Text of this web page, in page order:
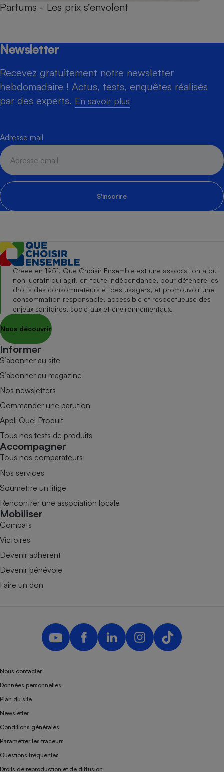
Parfums - Les prix s’envolent
Newsletter
Recevez gratuitement notre newsletter
hebdomadaire ! Actus, tests, enquêtes réalisés
par des experts. En savoir plus
Adresse mail
S'inscrire
Créée en 1951, Que Choisir Ensemble est une association à but
non lucratif qui agit, en toute indépendance, pour défendre les
droits des consommateurs et des usagers, et promouvoir une
consommation responsable, accessible et respectueuse des
enjeux sanitaires, sociétaux et environnementaux.
Nous découvrir
Informer
S’abonner au site
S’abonner au magazine
Nos newsletters
Commander une parution
Appli Quel Produit
Tous nos tests de produits
Accompagner
Tous nos comparateurs
Nos services
Soumettre un litige
Rencontrer une association locale
Mobiliser
Combats
Victoires
Devenir adhérent
Devenir bénévole
Faire un don
Nous contacter
Données personnelles
Plan du site
Newsletter
Conditions générales
Paramétrer les traceurs
Questions fréquentes
Droits de reproduction et de diffusion